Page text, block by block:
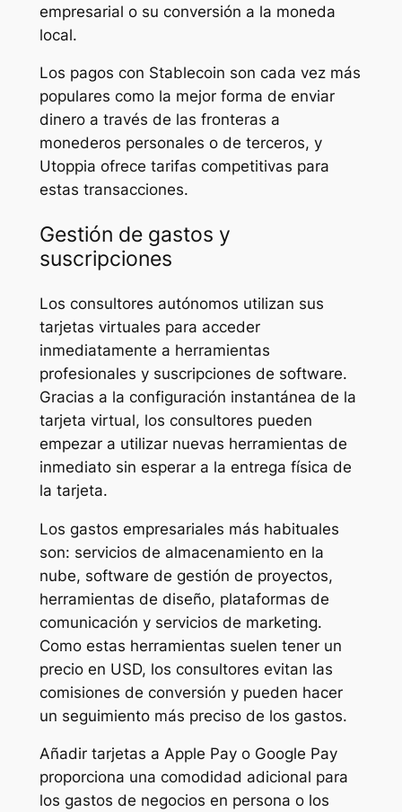
empresarial o su conversión a la moneda
local.
Los pagos con Stablecoin son cada vez más
populares como la mejor forma de enviar
dinero a través de las fronteras a
monederos personales o de terceros, y
Utoppia ofrece tarifas competitivas para
estas transacciones.
Gestión de gastos y
suscripciones
Los consultores autónomos utilizan sus
tarjetas virtuales para acceder
inmediatamente a herramientas
profesionales y suscripciones de software.
Gracias a la configuración instantánea de la
tarjeta virtual, los consultores pueden
empezar a utilizar nuevas herramientas de
inmediato sin esperar a la entrega física de
la tarjeta.
Los gastos empresariales más habituales
son: servicios de almacenamiento en la
nube, software de gestión de proyectos,
herramientas de diseño, plataformas de
comunicación y servicios de marketing.
Como estas herramientas suelen tener un
precio en USD, los consultores evitan las
comisiones de conversión y pueden hacer
un seguimiento más preciso de los gastos.
Añadir tarjetas a Apple Pay o Google Pay
proporciona una comodidad adicional para
los gastos de negocios en persona o los